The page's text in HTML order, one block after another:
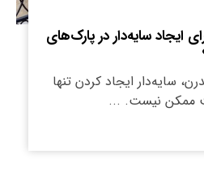
ایجاد سایه‌دار در پارک‌های
سایه‌دار ایجاد کردن تنها
ممکن نیست. ...